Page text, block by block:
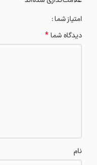
امتیاز شما
دیدگاه شما*
نام